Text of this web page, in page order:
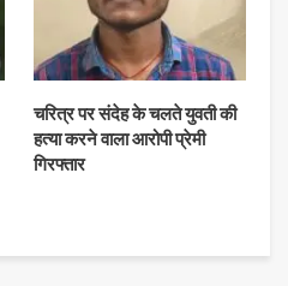
चरित्र पर संदेह के चलते युवती की
हत्या करने वाला आरोपी प्रेमी
गिरफ्तार